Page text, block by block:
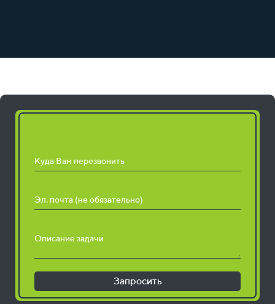
Куда Вам перезвонить
Эл. почта (не обязательно)
Описание задачи
Запросить